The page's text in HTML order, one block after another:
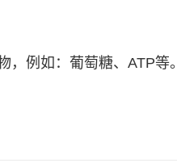
例如：葡萄糖、ATP等。